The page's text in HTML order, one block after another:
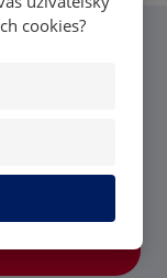
cookies?